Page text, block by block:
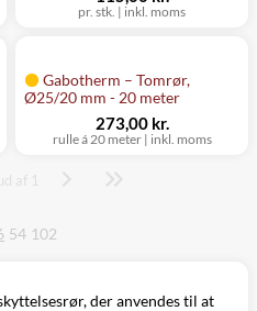
pr. stk. | inkl. moms
Gabotherm – Tomrør,
Ø25/20 mm - 20 meter
rulle á 20 meter| inkl. moms
273,00 kr.
Side
af 1
54 102
der anvendes til at